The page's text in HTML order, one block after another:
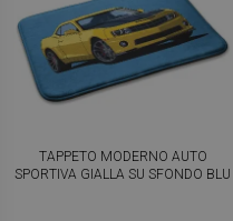
TAPPETO MODERNO AUTO
SPORTIVA GIALLA SU SFONDO BLU